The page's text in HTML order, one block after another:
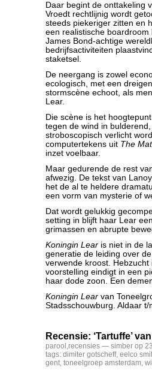
Daar begint de onttakeling
Vroedt rechtlijnig wordt
steeds piekeriger zitten en
een realistische
James Bond-achtige
bedrijfsactiviteiten
staketsel.
De neergang is zowel
ecologisch, met een
stormscène echoot, als
Lear.
Die scène is het
tegen de wind in
stroboscopisch verlicht
computertekens uit The
inzet voelbaar.
Maar gedurende de rest
afwezig. De tekst van
het de al te heldere
een vorm van mysterie of
Dat wordt gelukkig
setting in blijft haar Lear
grimassen en abrupte
Koningin Lear is niet in de
generatie de leiding over
verwende kroost.
voorstelling eindigt in een
haar dode zoon. Een
Koningin Lear van
Stadsschouwburg. Aldaar
Recensie: ‘Tartuffe’
parool ,recensies — simber op
tags: dimiter gotscheff, eelco
gent, toneelgroep amsterdam,